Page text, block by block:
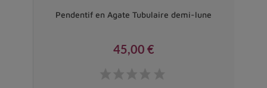
Pendentif en Agate Tubulaire demi-lune
45,00 €